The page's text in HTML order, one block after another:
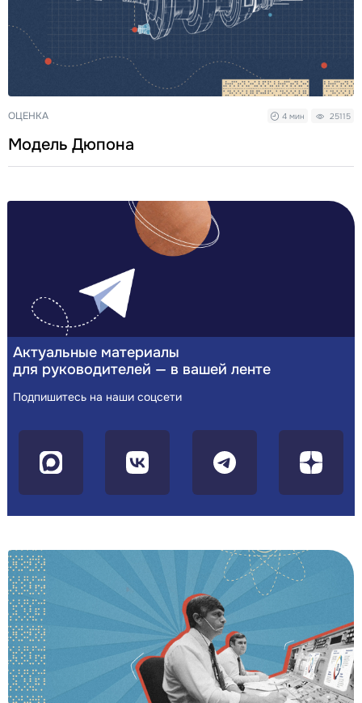
ОЦЕНКА 4 мин 25115
Модель Дюпона
Актуальные материалы
для руководителей — в вашей ленте
Подпишитесь на наши соцсети